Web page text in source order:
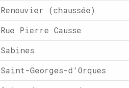
Renouvier (chaussée)
Rue Pierre Causse
Sabines
Saint-Georges-d'Orques